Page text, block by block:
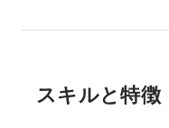
スキルと特徴